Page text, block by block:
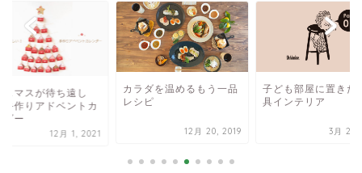
スマスが待ち遠し
手作りアドベントカ
ダー
12月 1, 2021
カラダを温めるもう一品
レシピ
12月 20, 2019
子ども部屋に置きた
具インテリア
3月 28,